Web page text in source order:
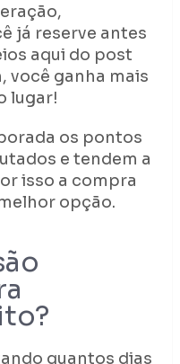
já reserve antes
aqui do post
você ganha mais
lugar!
os pontos
e tendem a
isso a compra
opção.
quantos dias